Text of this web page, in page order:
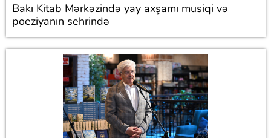
Bakı Kitab Mərkəzində yay axşamı musiqi və
poeziyanın sehrində